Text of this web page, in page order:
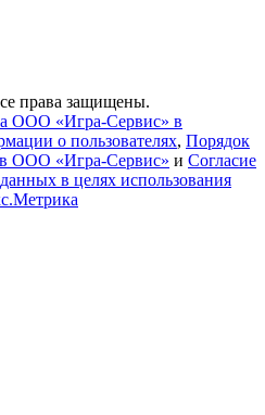
права защищены.
ООО «Игра-Сервис» в
о пользователях, Порядок
ООО «Игра-Сервис» и Согласие
в целях использования